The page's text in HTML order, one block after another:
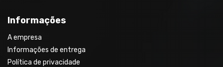
Informações
A empresa
Informações de entrega
Política de privacidade